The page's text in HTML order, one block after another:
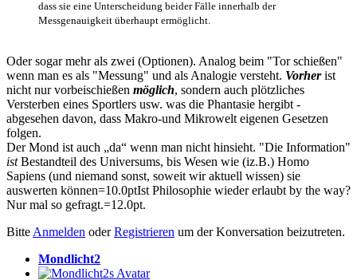
dass sie eine Unterscheidung beider Fälle innerhalb der
Messgenauigkeit überhaupt ermöglicht.
Oder sogar mehr als zwei (Optionen). Analog beim "Tor schießen"
wenn man es als "Messung" und als Analogie versteht. Vorherist
nicht nur vorbeischießen möglich, sondern auch plötzliches
Versterben eines Sportlers usw. was die Phantasie hergibt -
abgesehen davon, dass Makro-und Mikrowelt eigenen Gesetzen
folgen.
Der Mond ist auch „da“ wenn man nicht hinsieht. "Die Information"
istBestandteil des Universums, bis Wesen wie (iz.B.) Homo
Sapiens (und niemand sonst, soweit wir aktuell wissen) sie
auswerten können=10.0ptIst Philosophie wieder erlaubt by the way?
Nur mal so gefragt.=12.0pt.
BitteAnmelden oderRegistrieren um der Konversation beizutreten.
Mondlicht2